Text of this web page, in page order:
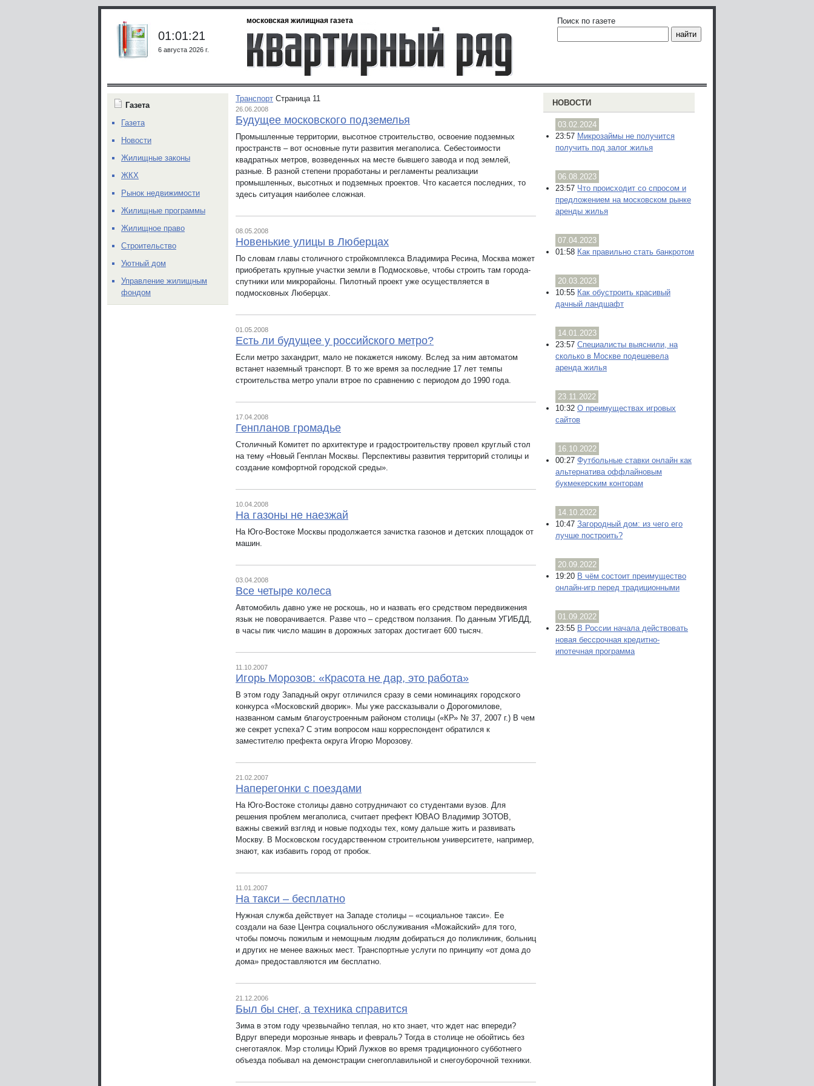
московская жилищная газета
01:01:21
6 августа 2026 г.
Поиск по газете
Транспорт Страница 11
26.06.2008
Будущее московского подземелья
Промышленные территории, высотное строительство, освоение подземных
пространств – вот основные пути развития мегаполиса. Себестоимости
квадратных метров, возведенных на месте бывшего завода и под землей,
разные. В разной степени проработаны и регламенты реализации
промышленных, высотных и подземных проектов. Что касается последних, то
здесь ситуация наиболее сложная.
08.05.2008
Новенькие улицы в Люберцах
По словам главы столичного стройкомплекса Владимира Ресина, Москва может
приобретать крупные участки земли в Подмосковье, чтобы строить там города-
спутники или микрорайоны. Пилотный проект уже осуществляется в
подмосковных Люберцах.
01.05.2008
Есть ли будущее у российского метро?
Если метро захандрит, мало не покажется никому. Вслед за ним автоматом
встанет наземный транспорт. В то же время за последние 17 лет темпы
строительства метро упали втрое по сравнению с периодом до 1990 года.
17.04.2008
Генпланов громадье
Столичный Комитет по архитектуре и градостроительству провел круглый стол
на тему «Новый Генплан Москвы. Перспективы развития территорий столицы и
создание комфортной городской среды».
10.04.2008
На газоны не наезжай
На Юго-Востоке Москвы продолжается зачистка газонов и детских площадок от
машин.
03.04.2008
Все четыре колеса
Автомобиль давно уже не роскошь, но и назвать его средством передвижения
язык не поворачивается. Разве что – средством ползания. По данным УГИБДД,
в часы пик число машин в дорожных заторах достигает 600 тысяч.
11.10.2007
Игорь Морозов: «Красота не дар, это работа»
В этом году Западный округ отличился сразу в семи номинациях городского
конкурса «Московский дворик». Мы уже рассказывали о Дорогомилове,
названном самым благоустроенным районом столицы («КР» № 37, 2007 г.) В чем
же секрет успеха? С этим вопросом наш корреспондент обратился к
заместителю префекта округа Игорю Морозову.
21.02.2007
Наперегонки с поездами
На Юго-Востоке столицы давно сотрудничают со студентами вузов. Для
решения проблем мегаполиса, считает префект ЮВАО Владимир ЗОТОВ,
важны свежий взгляд и новые подходы тех, кому дальше жить и развивать
Москву. В Московском государственном строительном университете, например,
знают, как избавить город от пробок.
11.01.2007
На такси – бесплатно
Нужная служба действует на Западе столицы – «социальное такси». Ее
создали на базе Центра социального обслуживания «Можайский» для того,
чтобы помочь пожилым и немощным людям добираться до поликлиник, больниц
и других не менее важных мест. Транспортные услуги по принципу «от дома до
дома» предоставляются им бесплатно.
21.12.2006
Был бы снег, а техника справится
Зима в этом году чрезвычайно теплая, но кто знает, что ждет нас впереди?
Вдруг впереди морозные январь и февраль? Тогда в столице не обойтись без
снеготаялок. Мэр столицы Юрий Лужков во время традиционного субботнего
объезда побывал на демонстрации снегоплавильной и снегоуборочной техники.
НОВОСТИ
03.02.2024
23:57 Микрозаймы не получится
получить под залог жилья
06.08.2023
23:57 Что происходит со спросом и
предложением на московском рынке
аренды жилья
07.04.2023
01:58 Как правильно стать банкротом
20.03.2023
10:55 Как обустроить красивый
дачный ландшафт
14.01.2023
23:57 Специалисты выяснили, на
сколько в Москве подешевела
аренда жилья
23.11.2022
10:32 О преимуществах игровых
сайтов
16.10.2022
00:27 Футбольные ставки онлайн как
альтернатива оффлайновым
букмекерским конторам
14.10.2022
10:47 Загородный дом: из чего его
лучше построить?
20.09.2022
19:20 В чём состоит преимущество
онлайн-игр перед традиционными
01.09.2022
23:55 В России начала действовать
новая бессрочная кредитно-
ипотечная программа
Газета
Газета
Новости
Жилищные законы
ЖКХ
Рынок недвижимости
Жилищные программы
Жилищное право
Строительство
Уютный дом
Управление жилищным
фондом